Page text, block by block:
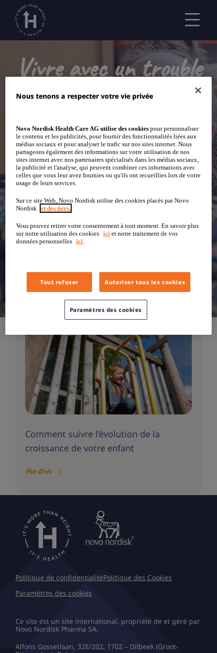
Vivre avec un trouble
de croissance
Consultez les articles mentionnés sur cette page
pour trouver plus d'informations sur la vie avec un
trouble de croissance et comment vous pouvez
aider votre enfant au quotidien.
Comment suivre l’évolution de la
croissance de votre enfant
Plus d'info
Politique de confidentialitéPolitique des Cookies
Paramètres des cookies
Ce site est un site international, propriété de et géré par
Novo Nordisk Pharma SA.
Alfons Gossetlaan, 32E/202, 1702 – Dilbeek (Groot-
Nous tenons a respecter votre vie privée
Novo Nordisk Health Care AG utilise des cookies pour personnaliser
le contenu et les publicités, pour fournir des fonctionnalités liées aux
médias sociaux et pour analyser le trafic sur nos sites internet. Nous
partageons également des informations sur votre utilisation de nos
sites internet avec nos partenaires spécialisés dans les médias sociaux,
la publicité et l'analyse, qui peuvent combiner ces informations avec
celles que vous leur avez fournies ou qu'ils ont recueillies lors de votre
usage de leurs services.
Sur ce site Web, Novo Nordisk utilise des cookies placés par Novo
Nordisk
et des tiers.
Vous pouvez retirer votre consentement à tout moment. En savoir plus
sur notre utilisation des cookies ici et notre traitement de vos
données personnelles ici
Tout refuser Autoriser tous les cookies
Paramètres des cookies